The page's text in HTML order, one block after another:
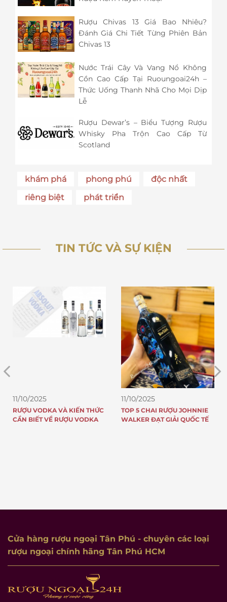
Rượu Chivas 13 Giá Bao Nhiêu?
Đánh Giá Chi Tiết Từng Phiên Bản
Chivas 13
Nước Trái Cây Và Vang Nổ Không
Cồn Cao Cấp Tại Ruoungoai24h –
Thức Uống Thanh Nhã Cho Mọi Dịp
Lễ
Rượu Dewar’s – Biểu Tượng Rượu
Whisky Pha Trộn Cao Cấp Từ
Scotland
khám phá phong phú
độc nhất
riêng biệt
phát triển
TIN TỨC VÀ SỰ KIỆN
11/10/2025
RƯỢU VODKA VÀ KIẾN THỨC
CẦN BIẾT VỀ RƯỢU VODKA
11/10/2025
TOP 5 CHAI RƯỢU JOHNNIE
WALKER ĐẠT GIẢI QUỐC TẾ
Cửa hàng rượu ngoại Tân Phú - chuyên các loại
rượu ngoại chính hãng Tân Phú HCM